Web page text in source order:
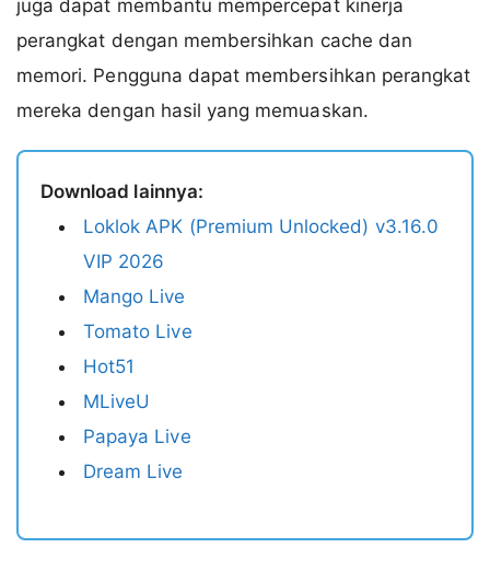
juga dapat membantu mempercepat kinerja
perangkat dengan membersihkan cache dan
memori. Pengguna dapat membersihkan perangkat
mereka dengan hasil yang memuaskan.
Download lainnya:
Loklok APK (Premium Unlocked) v3.16.0
VIP 2026
Mango Live
Tomato Live
Hot51
MLiveU
Papaya Live
Dream Live